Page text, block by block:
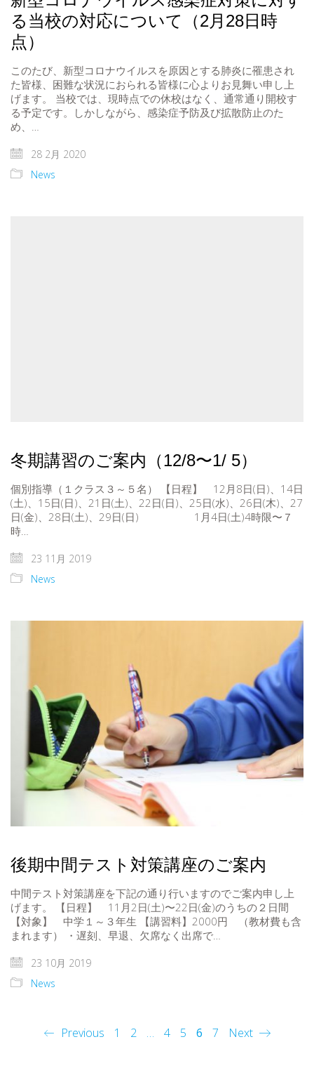
る当校の対応について（2月28日時
点）
このたび、新型コロナウイルスを原因とする肺炎に罹患され
た皆様、困難な状況におられる皆様に心よりお見舞い申し上
げます。 当校では、現時点での休校はなく、通常通り開校す
る予定です。しかしながら、感染症予防及び拡散防止のた
め、…
28 2月 2020
News
冬期講習のご案内（12/8〜1/ 5）
個別指導（１クラス３～５名） 【日程】 12月8日(日)、14日
(土)、15日(日)、21日(土)、22日(日)、25日(水)、26日(木)、27
日(金)、28日(土)、29日(日) 1月4日(土)4時限〜７
時…
23 11月 2019
News
後期中間テスト対策講座のご案内
中間テスト対策講座を下記の通り行いますのでご案内申し上
げます。 【日程】 11月2日(土)〜22日(金)のうちの２日間
【対象】 中学１～３年生 【講習料】2000円 （教材費も含
まれます） ・遅刻、早退、欠席なく出席で…
23 10月 2019
News
Previous 1 2 … 4 5 6 7 Next